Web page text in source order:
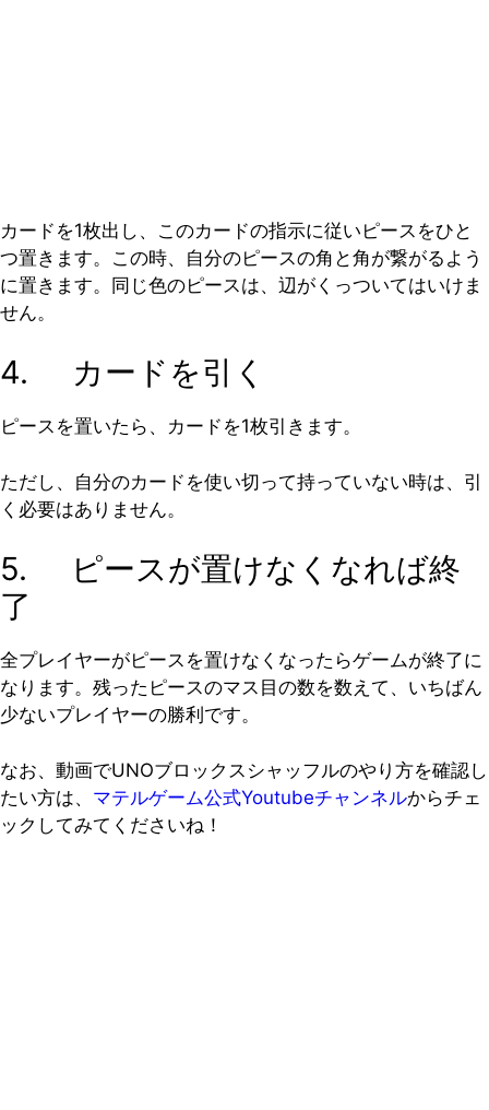
カードを1枚出し、このカードの指示に従いピースをひと
つ置きます。この時、自分のピースの角と角が繋がるよう
に置きます。同じ色のピースは、辺がくっついてはいけま
せん。
4. カードを引く
ピースを置いたら、カードを1枚引きます。
ただし、自分のカードを使い切って持っていない時は、引
く必要はありません。
5. ピースが置けなくなれば終
了
全プレイヤーがピースを置けなくなったらゲームが終了に
なります。残ったピースのマス目の数を数えて、いちばん
少ないプレイヤーの勝利です。
なお、動画でUNOブロックスシャッフルのやり方を確認し
たい方は、 マテルゲーム公式Youtubeチャンネルからチェ
ックしてみてくださいね！